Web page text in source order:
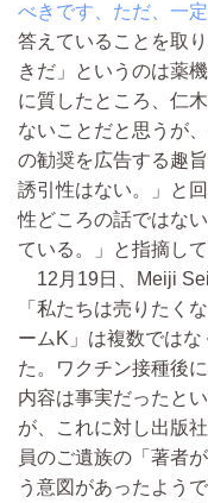
べきです、ただ、一
答えていることを取
きだ」というのは薬
に質したところ、仁
ないことだと思うが
の勧奨を広告する趣
誘引性はない。」と
性どころの話ではな
ている。」と指摘して
12月19日、Meiji
「私たちは売りたく
ームK」は複数では
た。ワクチン接種後
内容は事実だったと
が、これに対し出版
員のご遺族の「著者
う意図があったよう